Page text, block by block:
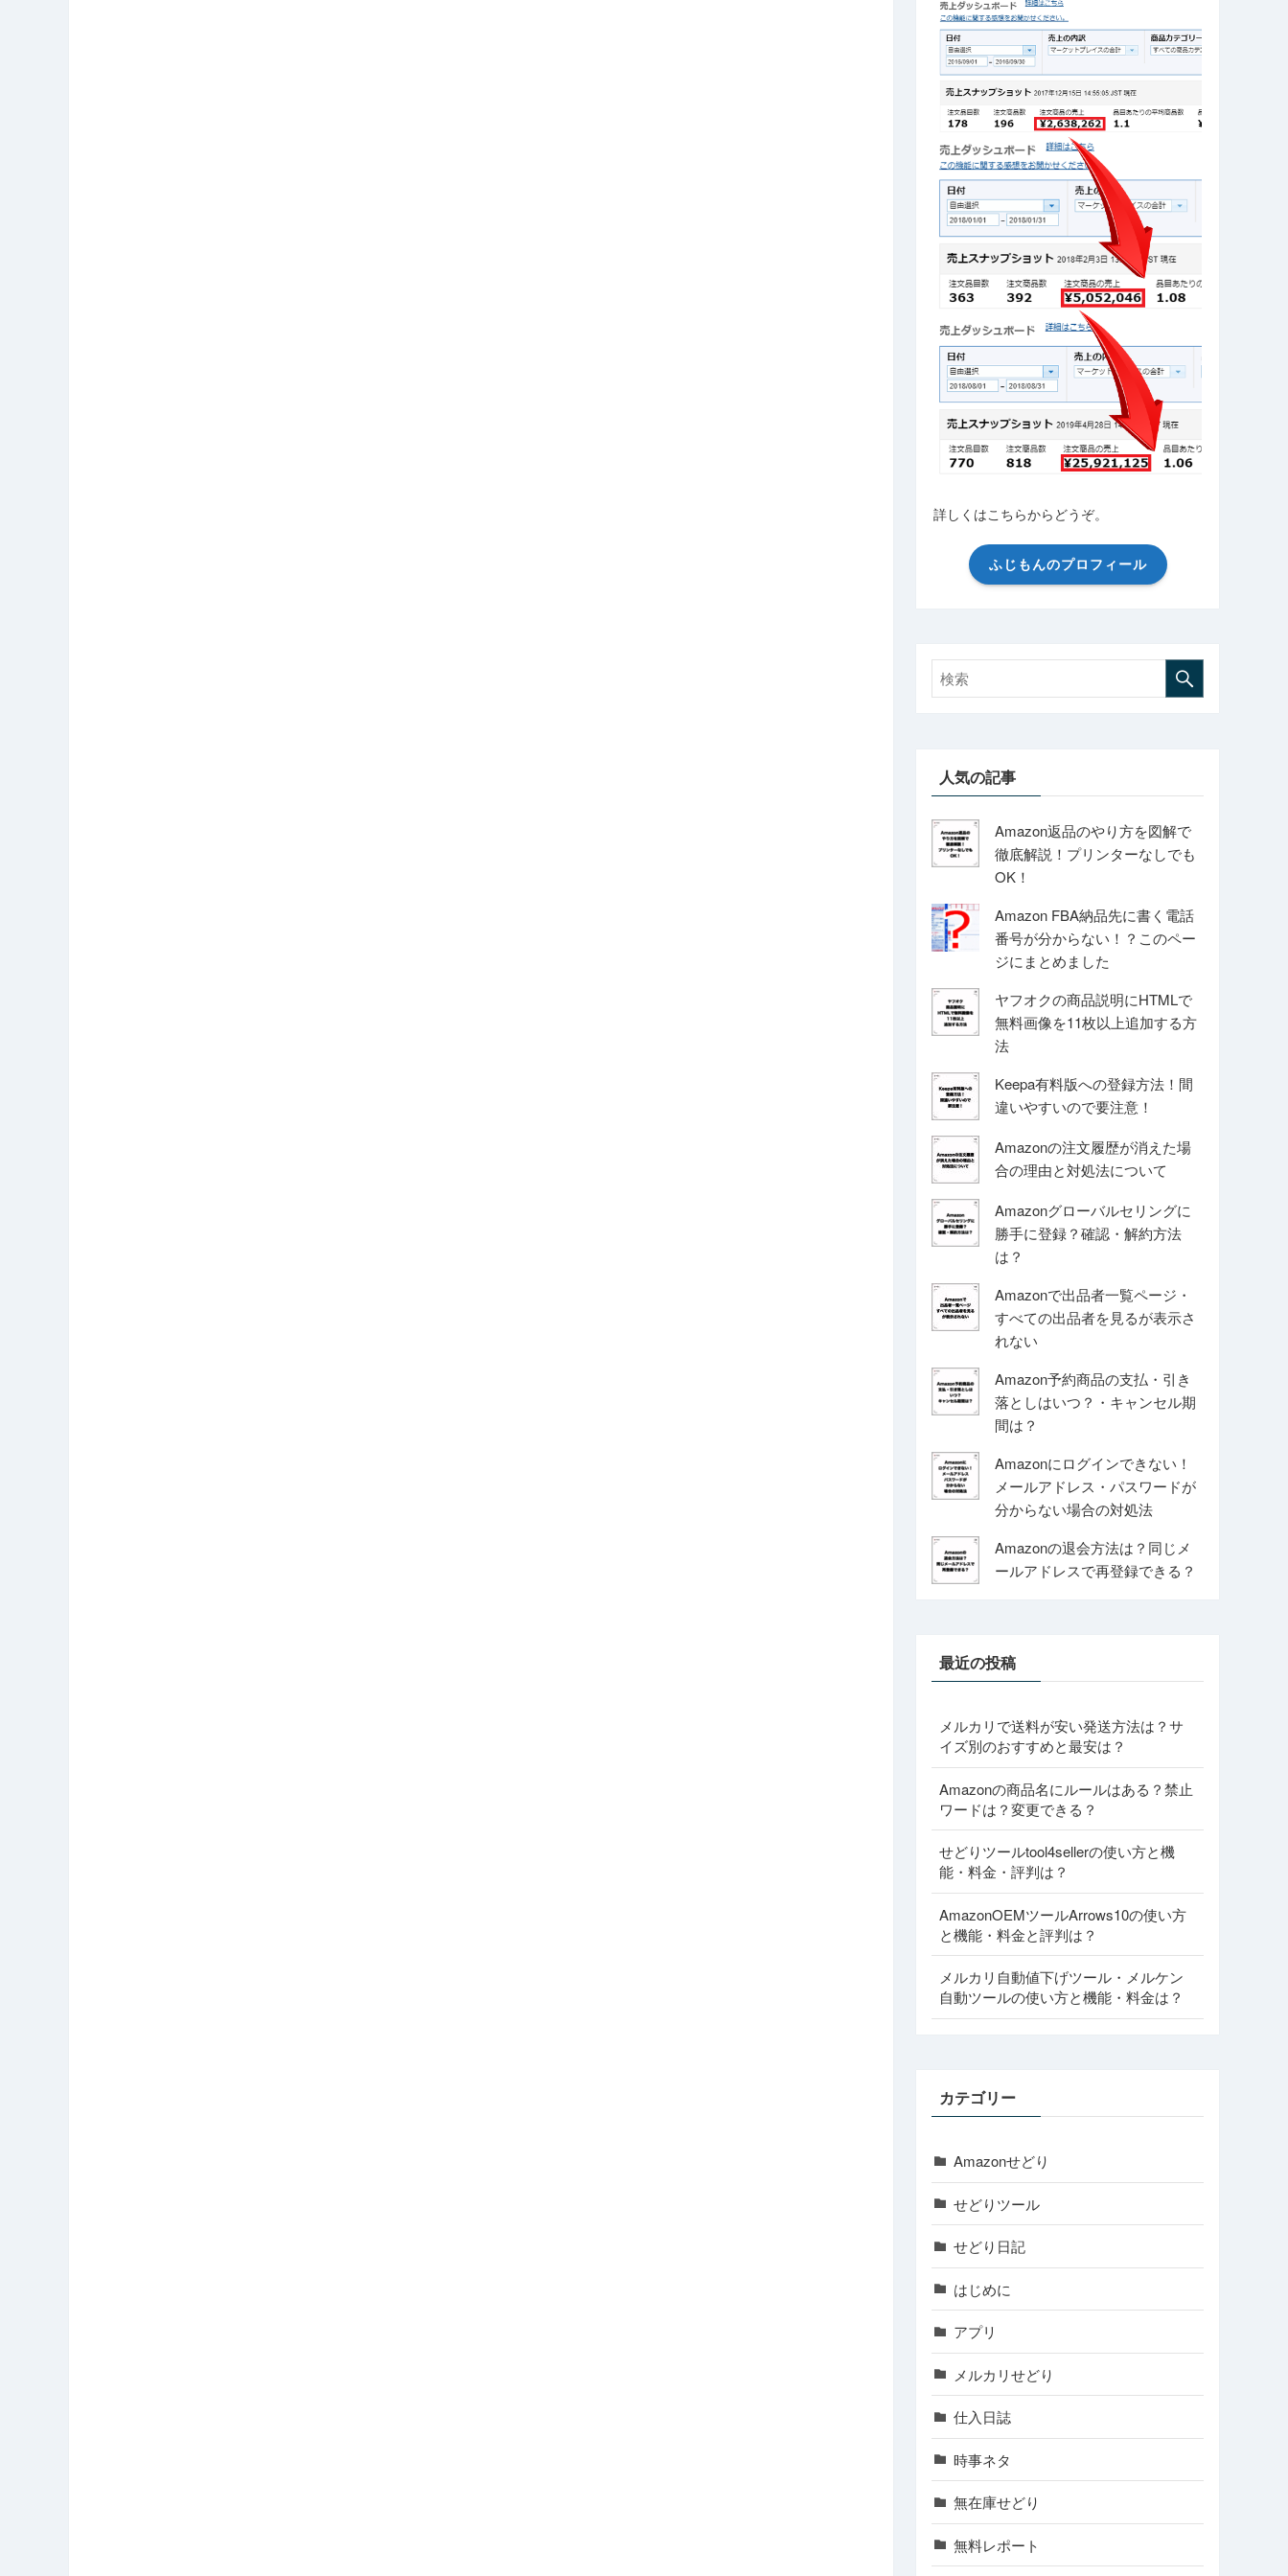
詳しくはこちらからどうぞ。
ふじもんのプロフィール
人気の記事
Amazon返品のやり方を図解で
徹底解説！プリンターなしでも
OK！
Amazon FBA納品先に書く電話
番号が分からない！？このペー
ジにまとめました
ヤフオクの商品説明にHTMLで
無料画像を11枚以上追加する方
法
Keepa有料版への登録方法！間
違いやすいので要注意！
Amazonの注文履歴が消えた場
合の理由と対処法について
Amazonグローバルセリングに
勝手に登録？確認・解約方法
は？
Amazonで出品者一覧ページ・
すべての出品者を見るが表示さ
れない
Amazon予約商品の支払・引き
落としはいつ？・キャンセル期
間は？
Amazonにログインできない！
メールアドレス・パスワードが
分からない場合の対処法
Amazonの退会方法は？同じメ
ールアドレスで再登録できる？
最近の投稿
メルカリで送料が安い発送方法は？サ
イズ別のおすすめと最安は？
Amazonの商品名にルールはある？禁止
ワードは？変更できる？
せどりツールtool4sellerの使い方と機
能・料金・評判は？
AmazonOEMツールArrows10の使い方
と機能・料金と評判は？
メルカリ自動値下げツール・メルケン
自動ツールの使い方と機能・料金は？
カテゴリー
Amazonせどり
せどりツール
せどり日記
はじめに
アプリ
メルカリせどり
仕入日誌
時事ネタ
無在庫せどり
無料レポート